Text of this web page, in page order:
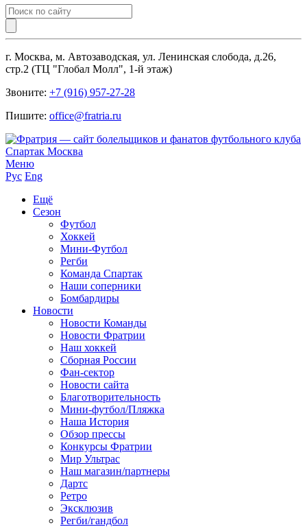
г. Москва, м. Автозаводская, ул. Ленинская слобода, д.26,
стр.2 (ТЦ "Глобал Молл", 1-й этаж)
Звоните: +7 (916) 957-27-28
Пишите: office@fratria.ru
Меню
Рус Eng
Ещё
Сезон
Футбол
Хоккей
Мини-Футбол
Регби
Команда Спартак
Наши соперники
Бомбардиры
Новости
Новости Команды
Новости Фратрии
Наш хоккей
Сборная России
Фан-cектор
Новости сайта
Благотворительность
Мини-футбол/Пляжка
Наша История
Обзор прессы
Конкурсы Фратрии
Мир Ультрас
Наш магазин/партнеры
Дартс
Ретро
Эксклюзив
Регби/гандбол